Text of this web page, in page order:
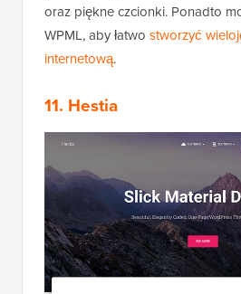
oraz piękne czcionki. Ponadto
WPML, aby łatwo stworzyć
internetową.
11. Hestia